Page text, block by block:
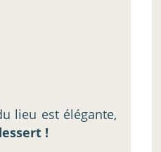
lieu est élégante,
!